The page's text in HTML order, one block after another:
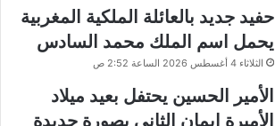
حفيد جديد بالعائلة الملكية المغربية
يحمل اسم الملك محمد السادس
الثلاثاء 4 أغسطس 2026 الساعة 2:52 ص
الأمير الحسين يحتفل بعيد ميلاد
الأميرة إيمان الثاني بصورة جديدة